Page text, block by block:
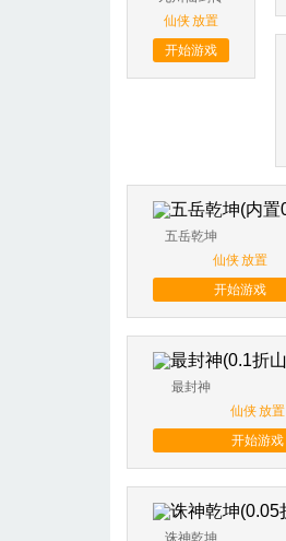
仙侠放置
开始游戏
五岳乾坤
仙侠放置
开始游戏
最封神
仙侠放置
开始游戏
诛神乾坤